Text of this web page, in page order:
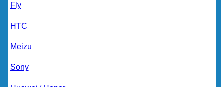
Fly
HTC
Meizu
Sony